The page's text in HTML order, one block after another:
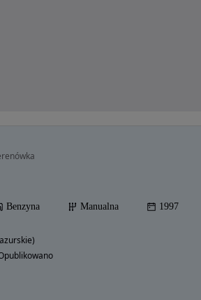
Benzyna Manualna 1997